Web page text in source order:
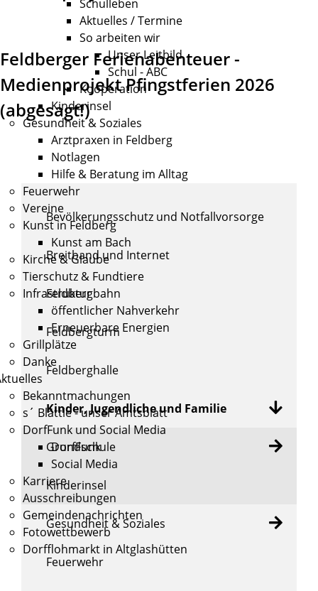
Schulleben
Aktuelles / Termine
So arbeiten wir
Unser Leitbild
Schul - ABC
Kooperation
Kinderinsel
Gesundheit & Soziales
Arztpraxen in Feldberg
Notlagen
Hilfe & Beratung im Alltag
Feuerwehr
Vereine
Kunst in Feldberg
Kunst am Bach
Kirche & Glaube
Tierschutz & Fundtiere
Infrastruktur
öffentlicher Nahverkehr
Erneuerbare Energien
Grillplätze
Danke
Bekanntmachungen
s´ Blättle - unser Amtsblatt
DorfFunk und Social Media
DorfFunk
Social Media
Karriere
Ausschreibungen
Gemeindenachrichten
Fotowettbewerb
Dorfflohmarkt in Altglashütten
Feldberger Ferienabenteuer -
Medienprojekt Pfingstferien 2026
(abgesagt!)
Bevölkerungsschutz und Notfallvorsorge
Breitband und Internet
Feldbergbahn
Feldbergturm
Feldberghalle
Kinder, Jugendliche und Familie
Grundschule
Kinderinsel
Gesundheit & Soziales
Feuerwehr